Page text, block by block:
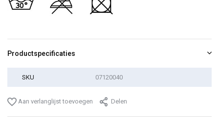
Productspecificaties
SKU 07120040
Aan verlanglijst toevoegen Delen